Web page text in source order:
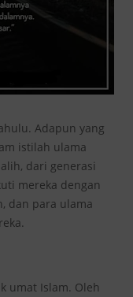
Adapun yang
istilah ulama
dari generasi
mereka dengan
dan para ulama
umat Islam. Oleh